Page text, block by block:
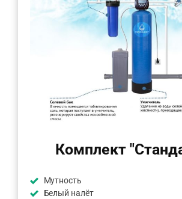
Комплект
Мутность
Белый налёт